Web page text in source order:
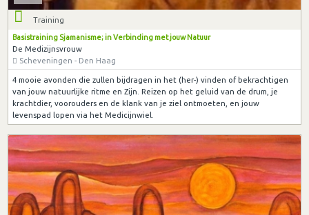
Training
Basistraining Sjamanisme; in Verbinding met jouw Natuur
De Medizijnsvrouw
Scheveningen - Den Haag
4 mooie avonden die zullen bijdragen in het (her-) vinden of bekrachtigen
van jouw natuurlijke ritme en Zijn. Reizen op het geluid van de drum, je
krachtdier, voorouders en de klank van je ziel ontmoeten, en jouw
levenspad lopen via het Medicijnwiel.